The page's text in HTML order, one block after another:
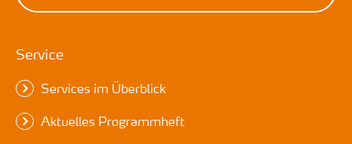
Service
Services im Überblick
Aktuelles Programmheft